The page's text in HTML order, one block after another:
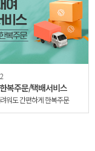
복주문/택배서비스
워도 간편하게 한복주문